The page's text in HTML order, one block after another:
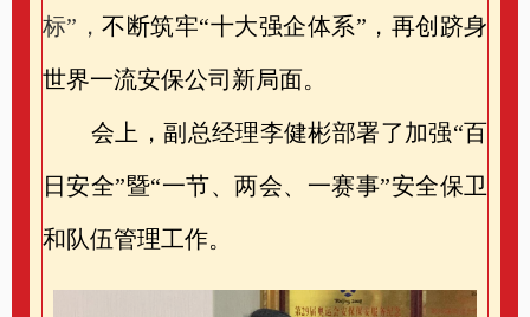
标”，不断筑牢“十大强企体系”，再创跻身
世界一流安保公司新局面。
会上，副总经理李健彬部署了加强“百
日安全”暨“一节、两会、一赛事”安全保卫
和队伍管理工作。